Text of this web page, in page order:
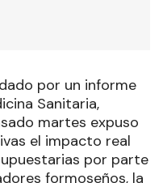
por un informe
Sanitaria,
martes expuso
el impacto real
por parte
formoseños, la